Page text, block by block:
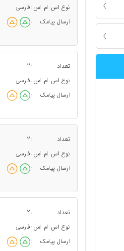
نوع اس ام اس : فارسی
ارسال پیامک
:
تعداد :
2
نوع اس ام اس : فارسی
ارسال پیامک
:
تعداد :
2
نوع اس ام اس : فارسی
ارسال پیامک
:
تعداد :
2
نوع اس ام اس : فارسی
ارسال پیامک
: